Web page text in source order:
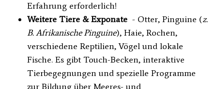
Erfahrung erforderlich!
Weitere Tiere & Exponate - Otter, Pinguine (z.
B. Afrikanische Pinguine), Haie, Rochen,
verschiedene Reptilien, Vögel und lokale
Fische. Es gibt Touch-Becken, interaktive
Tierbegegnungen und spezielle Programme
zur Bildung über Meeres- und